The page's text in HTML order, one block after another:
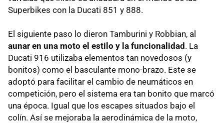
Superbikes con la Ducati 851 y 888.
El siguiente paso lo dieron Tamburini y Robbian, al
aunar en una moto el estilo y la funcionalidad. La
Ducati 916 utilizaba elementos tan novedosos (y
bonitos) como el basculante mono-brazo. Este se
adoptó para facilitar el cambio de neumáticos en
competición, pero el sistema era tan bonito que marcó
una época. Igual que los escapes situados bajo el
colín. Así se mejoraba la aerodinámica de la moto,